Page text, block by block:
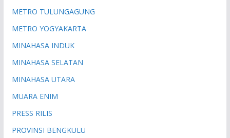
METRO TULUNGAGUNG
METRO YOGYAKARTA
MINAHASA INDUK
MINAHASA SELATAN
MINAHASA UTARA
MUARA ENIM
PRESS RILIS
PROVINSI BENGKULU